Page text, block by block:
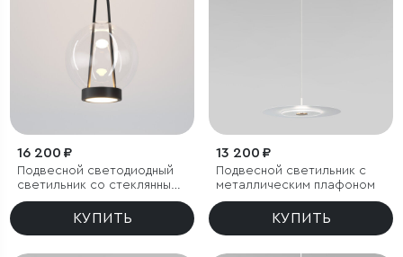
16 200 ₽
Подвесной светодиодный
светильник со стеклянным
плафоном
КУПИТЬ
13 200 ₽
Подвесной светильник с
металлическим плафоном
КУПИТЬ